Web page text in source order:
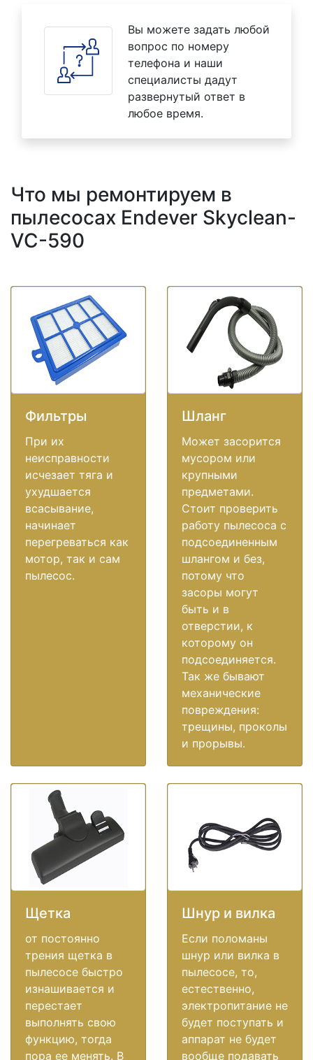
Вы можете задать любой
вопрос по номеру
телефона и наши
специалисты дадут
развернутый ответ в
любое время.
Что мы ремонтируем в
пылесосах Endever Skyclean-
VC-590
Фильтры
При их
неисправности
исчезает тяга и
ухудшается
всасывание,
начинает
перегреваться как
мотор, так и сам
пылесос.
Шланг
Может засорится
мусором или
крупными
предметами.
Стоит проверить
работу пылесоса с
подсоединенным
шлангом и без,
потому что
засоры могут
быть и в
отверстии, к
которому он
подсоединяется.
Так же бывают
механические
повреждения:
трещины, проколы
и прорывы.
Щетка
от постоянно
трения щетка в
пылесосе быстро
изнашивается и
перестает
выполнять свою
функцию, тогда
пора ее менять. В
Шнур и вилка
Если поломаны
шнур или вилка в
пылесосе, то,
естественно,
электропитание не
будет поступать и
аппарат не будет
вообще подавать